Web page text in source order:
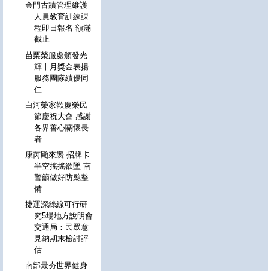
金門古蹟管理維護
人員教育訓練課
程即日報名 額滿
截止
苗栗榮服處頒發光
輝十月獎金表揚
服務團隊績優同
仁
白河榮家歡慶榮民
節慶祝大會 感謝
各界善心關懷長
者
康芮颱來襲 招牌卡
半空搖搖欲墜 南
警籲做好防颱整
備
捷運深綠線可行研
究5場地方說明會
交通局：民眾意
見納期末檢討評
估
南部最夯世界健身